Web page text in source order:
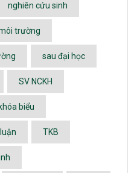
nghiên cứu sinh
trường
sau đại học
SV NCKH
biểu
TKB